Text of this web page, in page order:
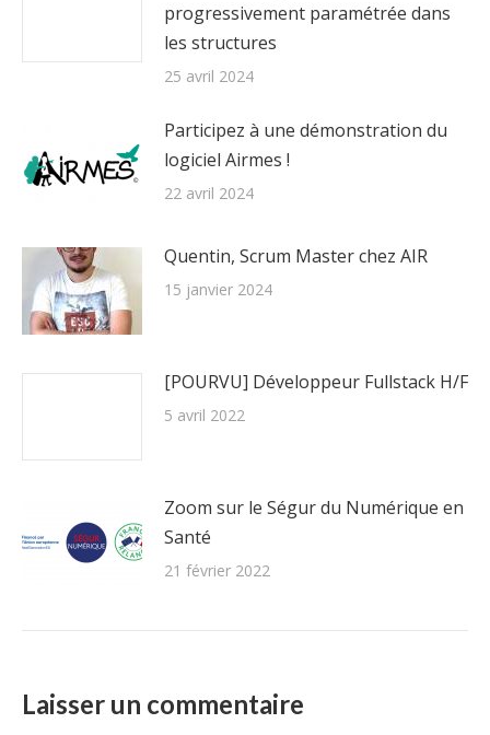
progressivement paramétrée dans
les structures
25 avril 2024
Participez à une démonstration du
logiciel Airmes !
22 avril 2024
Quentin, Scrum Master chez AIR
15 janvier 2024
[POURVU] Développeur Fullstack H/F
5 avril 2022
Zoom sur le Ségur du Numérique en
Santé
21 février 2022
Laisser un commentaire